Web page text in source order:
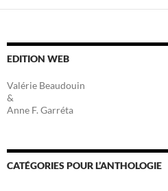
EDITION WEB
Valérie Beaudouin
&
Anne F. Garréta
CATÉGORIES POUR L’ANTHOLOGIE